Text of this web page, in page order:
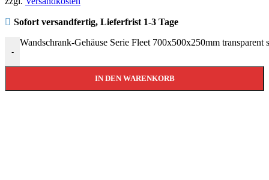
Sofort versandfertig, Lieferfrist 1-3 Tage
-
Wandschrank-Gehäuse Serie Fleet 700x500x250mm transparent
IN DEN WARENKORB